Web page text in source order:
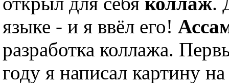
языке - и я ввёл его!
разработка коллажа.
году я написал картину